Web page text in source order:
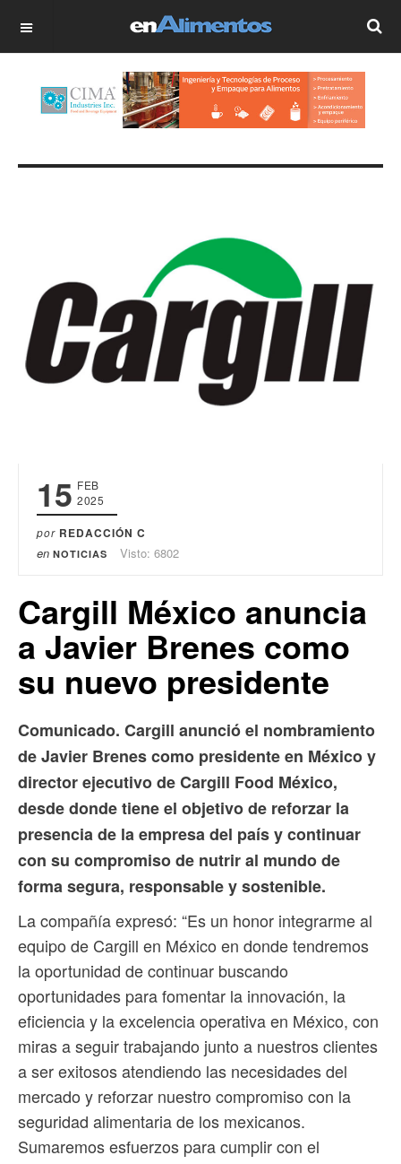
OFF CANVAS
15 FEB
2025
por REDACCIÓN C
en NOTICIAS Visto: 6802
Cargill México anuncia
a Javier Brenes como
su nuevo presidente
Comunicado. Cargill anunció el nombramiento
de Javier Brenes como presidente en México y
director ejecutivo de Cargill Food México,
desde donde tiene el objetivo de reforzar la
presencia de la empresa del país y continuar
con su compromiso de nutrir al mundo de
forma segura, responsable y sostenible.
La compañía expresó: “Es un honor integrarme al
equipo de Cargill en México en donde tendremos
la oportunidad de continuar buscando
oportunidades para fomentar la innovación, la
eficiencia y la excelencia operativa en México, con
miras a seguir trabajando junto a nuestros clientes
a ser exitosos atendiendo las necesidades del
mercado y reforzar nuestro compromiso con la
seguridad alimentaria de los mexicanos.
Sumaremos esfuerzos para cumplir con el